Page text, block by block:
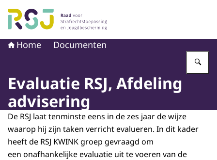
Naar de homepage van Raad voor
Home Documenten
Evaluatie RSJ, Afdeling
advisering
De RSJ laat tenminste eens in de zes jaar de wijze
waarop hij zijn taken verricht evalueren. In dit kader
heeft de RSJ KWINK groep gevraagd om
een onafhankelijke evaluatie uit te voeren van de